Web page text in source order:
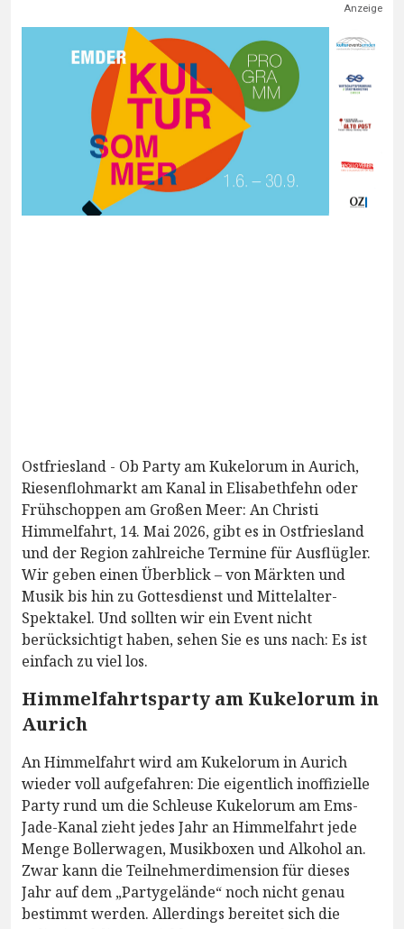
Anzeige
Ostfriesland - Ob Party am Kukelorum in Aurich,
Riesenflohmarkt am Kanal in Elisabethfehn oder
Frühschoppen am Großen Meer: An Christi
Himmelfahrt, 14. Mai 2026, gibt es in Ostfriesland
und der Region zahlreiche Termine für Ausflügler.
Wir geben einen Überblick – von Märkten und
Musik bis hin zu Gottesdienst und Mittelalter-
Spektakel. Und sollten wir ein Event nicht
berücksichtigt haben, sehen Sie es uns nach: Es ist
einfach zu viel los.
Himmelfahrtsparty am Kukelorum in
Aurich
An Himmelfahrt wird am Kukelorum in Aurich
wieder voll aufgefahren: Die eigentlich inoffizielle
Party rund um die Schleuse Kukelorum am Ems-
Jade-Kanal zieht jedes Jahr an Himmelfahrt jede
Menge Bollerwagen, Musikboxen und Alkohol an.
Zwar kann die Teilnehmerdimension für dieses
Jahr auf dem „Partygelände“ noch nicht genau
bestimmt werden. Allerdings bereitet sich die